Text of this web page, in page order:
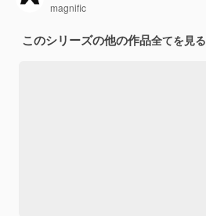
magnific
このシリーズの他の作品全てを見る